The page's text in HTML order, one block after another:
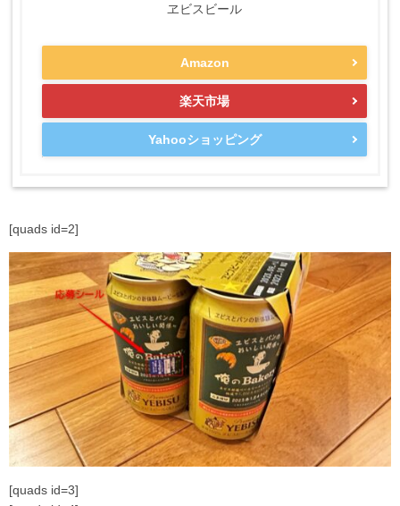
ヱビスビール
Amazon
楽天市場
Yahooショッピング
[quads id=2]
[quads id=3]